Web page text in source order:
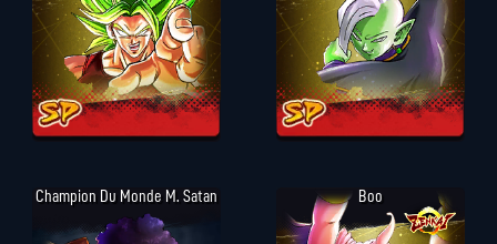
Champion Du Monde M. Satan Boo